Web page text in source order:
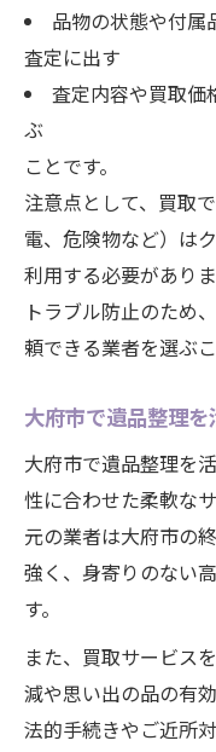
品物の状態や付属
査定に出す
査定内容や買取価
ぶ
ことです。
注意点として、買取
電、危険物など）は
利用する必要があり
トラブル防止のため
頼できる業者を選ぶ
大府市で遺品整理
大府市で遺品整理を
性に合わせた柔軟な
元の業者は大府市の
強く、身寄りのない
す。
また、買取サービス
減や思い出の品の有
法的手続きやご近所